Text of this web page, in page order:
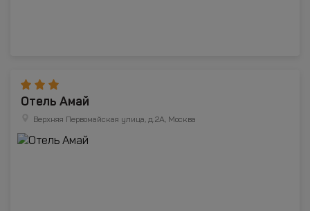
Отель Амай
Верхняя Первомайская улица, д.2А, Москва